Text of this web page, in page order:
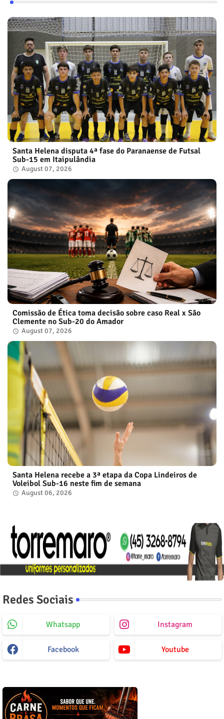
Santa Helena disputa 4ª fase do Paranaense de Futsal
Sub-15 em Itaipulândia
August 07, 2026
Comissão de Ética toma decisão sobre caso Real x São
Clemente no Sub-20 do Amador
August 07, 2026
Santa Helena recebe a 3ª etapa da Copa Lindeiros de
Voleibol Sub-16 neste fim de semana
August 06, 2026
Redes Sociais
Whatsapp Instagram
Facebook Youtube